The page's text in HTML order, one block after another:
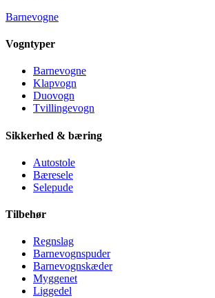
Barnevogne
Vogntyper
Barnevogne
Klapvogn
Duovogn
Tvillingevogn
Sikkerhed & bæring
Autostole
Bæresele
Selepude
Tilbehør
Regnslag
Barnevognspuder
Barnevognskæder
Myggenet
Liggedel